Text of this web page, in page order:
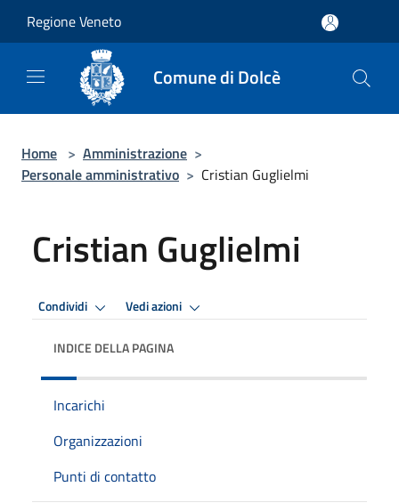
Regione Veneto
Comune di Dolcè
Home > Amministrazione >
Personale amministrativo > Cristian Guglielmi
Cristian Guglielmi
Condividi Vedi azioni
INDICE DELLA PAGINA
Incarichi
Organizzazioni
Punti di contatto